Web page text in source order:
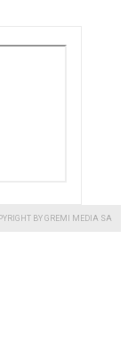
BY GREMI MEDIA SA